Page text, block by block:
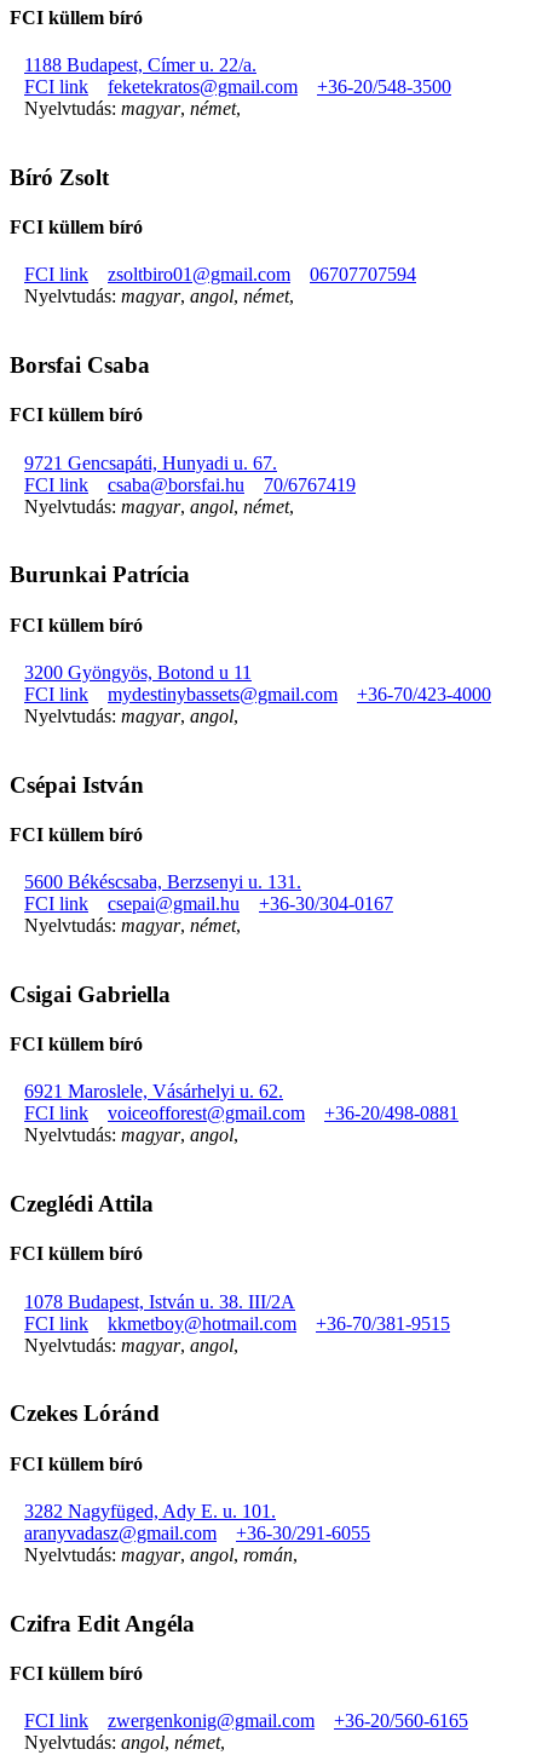
FCI küllem bíró
1188 Budapest, Címer u. 22/a.
FCI link
feketekratos@gmail.com
+36-20/548-3500
Nyelvtudás: magyar, német,
Bíró Zsolt
FCI küllem bíró
FCI link zsoltbiro01@gmail.com
06707707594
Nyelvtudás: magyar, angol, német,
Borsfai Csaba
FCI küllem bíró
9721 Gencsapáti, Hunyadi u. 67.
FCI link
csaba@borsfai.hu
70/6767419
Nyelvtudás: magyar, angol, német,
Burunkai Patrícia
FCI küllem bíró
3200 Gyöngyös, Botond u 11
FCI link
mydestinybassets@gmail.com
+36-70/423-4000
Nyelvtudás: magyar, angol,
Csépai István
FCI küllem bíró
5600 Békéscsaba, Berzsenyi u. 131.
FCI link
csepai@gmail.hu
+36-30/304-0167
Nyelvtudás: magyar, német,
Csigai Gabriella
FCI küllem bíró
6921 Maroslele, Vásárhelyi u. 62.
FCI link
voiceofforest@gmail.com
+36-20/498-0881
Nyelvtudás: magyar, angol,
Czeglédi Attila
FCI küllem bíró
1078 Budapest, István u. 38. III/2A
FCI link
kkmetboy@hotmail.com
+36-70/381-9515
Nyelvtudás: magyar, angol,
Czekes Lóránd
FCI küllem bíró
3282 Nagyfüged, Ady E. u. 101.
aranyvadasz@gmail.com
+36-30/291-6055
Nyelvtudás: magyar, angol, román,
Czifra Edit Angéla
FCI küllem bíró
FCI link zwergenkonig@gmail.com
+36-20/560-6165
Nyelvtudás: angol, német,